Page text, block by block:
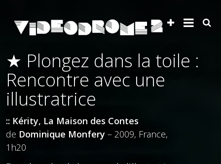
★ Plongez dans la toile :
Rencontre avec une
illustratrice
:: Kérity, La Maison des Contes
de Dominique Monfery – 2009, France,
1h20